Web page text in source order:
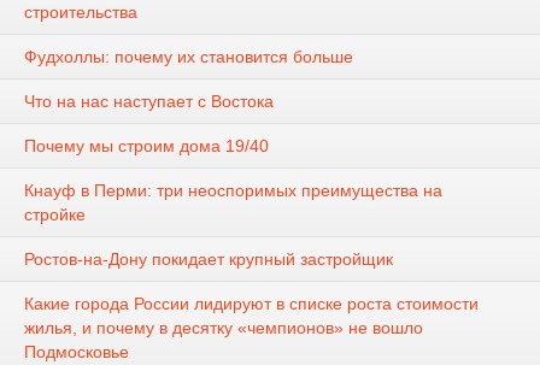
строительства
Фудхоллы: почему их становится больше
Что на нас наступает с Востока
Почему мы строим дома 19/40
Кнауф в Перми: три неоспоримых преимущества на
стройке
Ростов-на-Дону покидает крупный застройщик
Какие города России лидируют в списке роста стоимости
жилья, и почему в десятку «чемпионов» не вошло
Подмосковье